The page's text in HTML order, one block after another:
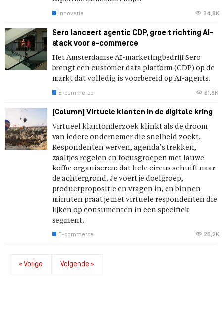
Innovatie 34,8K
Sero lanceert agentic CDP, groeit richting AI-
stack voor e-commerce
Het Amsterdamse AI-marketingbedrijf Sero
brengt een customer data platform (CDP) op de
markt dat volledig is voorbereid op AI-agents.
E-commerce 61,6K
[Column] Virtuele klanten in de digitale kring
Virtueel klantonderzoek klinkt als de droom
van iedere ondernemer die snelheid zoekt.
Respondenten werven, agenda’s trekken,
zaaltjes regelen en focusgroepen met lauwe
koffie organiseren: dat hele circus schuift naar
de achtergrond. Je voert je doelgroep,
productpropositie en vragen in, en binnen
minuten praat je met virtuele respondenten die
lijken op consumenten in een specifiek
segment.
E-commerce 28,2K
« Vorige Volgende »